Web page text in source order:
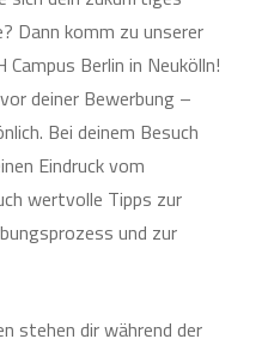
Dann komm zu unserer
Campus Berlin in Neukölln!
deiner Bewerbung –
Bei deinem Besuch
Eindruck vom
wertvolle Tipps zur
und zur
stehen dir während der